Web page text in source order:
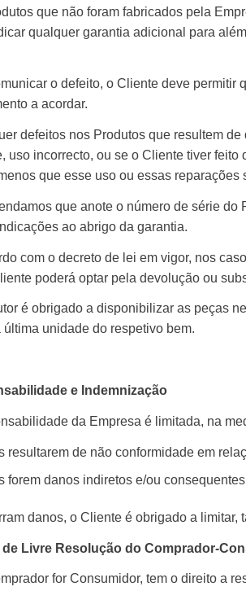
que não foram fabricados pela
qualquer garantia adicional para
o defeito, o Cliente deve permitir
a acordar.
defeitos nos Produtos que resultem
uso incorrecto, ou se o Cliente tiver
que esse uso ou essas
que anote o número de série
ao abrigo da garantia.
com o decreto de lei em vigor, nos
poderá optar pela devolução ou
é obrigado a disponibilizar as peças
última unidade do respetivo bem.
e Indemnização
da Empresa é limitada, na
resultarem de não conformidade em
forem danos indiretos e/ou
danos, o Cliente é obrigado a
de Livre Resolução do Comprador-
for Consumidor, tem o direito a